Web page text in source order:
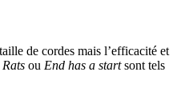
de cordes mais l’efficacité et
ou End has a startsont tels